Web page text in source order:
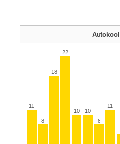
11
8
18
22
10 10
8
11